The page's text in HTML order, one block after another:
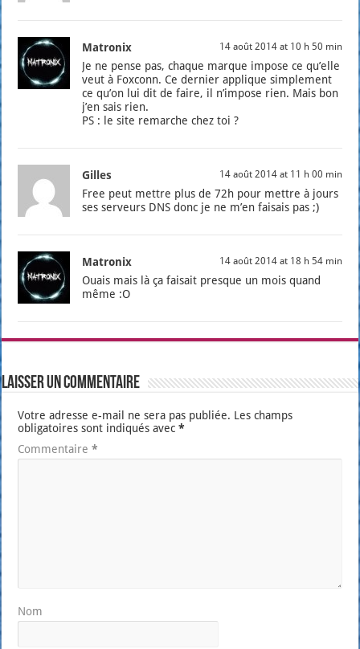
Matronix 14 août 2014 at 10 h 50 min
Je ne pense pas, chaque marque impose ce qu’elle
veut à Fox­conn. Ce der­nier applique sim­ple­ment
ce qu’on lui dit de faire, il n’im­pose rien. Mais bon
j’en sais rien.
PS : le site remarche chez toi ?
Gilles 14 août 2014 at 11 h 00 min
Free peut mettre plus de 72h pour mettre à jours
ses ser­veurs DNS donc je ne m’en fai­sais pas ;)
Matronix 14 août 2014 at 18 h 54 min
Ouais mais là ça fai­sait presque un mois quand
même :O
Laisser un commentaire
Votre adresse e-mail ne sera pas publiée. Les champs
obligatoires sont indiqués avec*
Commentaire*
Nom